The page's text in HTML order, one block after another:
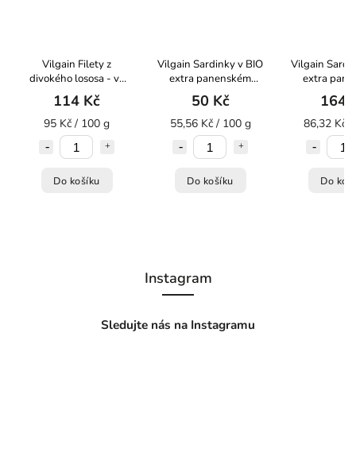
Vilgain Filety z
divokého lososa - ve
slaném nálevu 120g
114 Kč
95 Kč / 100 g
Do košíku
Vilgain Sardinky v BIO
extra panenském
olivovém oleji 90g
50 Kč
55,56 Kč / 100 g
Do košíku
Vilgain
extra
olivovém
164
86,32 Kč
Do
Instagram
Sledujte nás na Instagramu